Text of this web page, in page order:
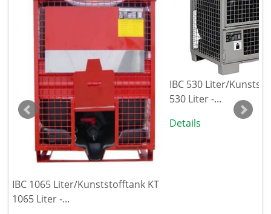
IBC 1065 Liter/Kunststofftank KT
1065 Liter -...
IBC 530 Liter/
530 Liter -...
Details